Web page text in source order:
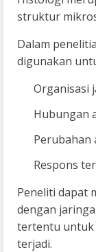
struktur
Dalam
digunakan
Organisasi
Hubungan
Perubahan
Respons
Peneliti dapat
dengan
tertentu untuk
terjadi.